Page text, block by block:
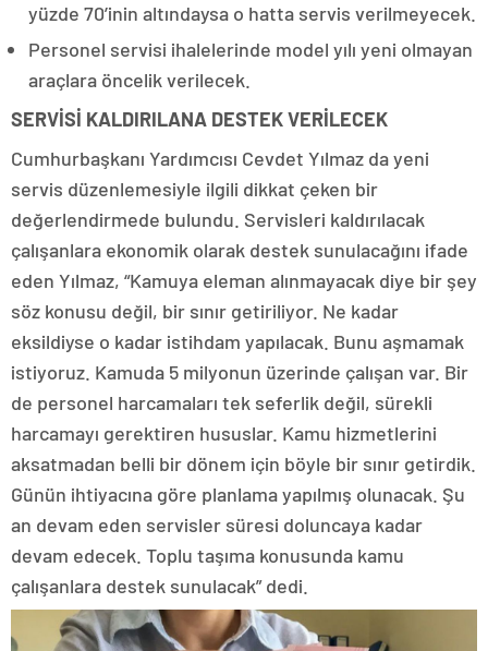
yüzde 70’inin altındaysa o hatta servis verilmeyecek.
Personel servisi ihalelerinde model yılı yeni olmayan
araçlara öncelik verilecek.
SERVİSİ KALDIRILANA DESTEK VERİLECEK
Cumhurbaşkanı Yardımcısı Cevdet Yılmaz da yeni
servis düzenlemesiyle ilgili dikkat çeken bir
değerlendirmede bulundu. Servisleri kaldırılacak
çalışanlara ekonomik olarak destek sunulacağını ifade
eden Yılmaz, “Kamuya eleman alınmayacak diye bir şey
söz konusu değil, bir sınır getiriliyor. Ne kadar
eksildiyse o kadar istihdam yapılacak. Bunu aşmamak
istiyoruz. Kamuda 5 milyonun üzerinde çalışan var. Bir
de personel harcamaları tek seferlik değil, sürekli
harcamayı gerektiren hususlar. Kamu hizmetlerini
aksatmadan belli bir dönem için böyle bir sınır getirdik.
Günün ihtiyacına göre planlama yapılmış olunacak. Şu
an devam eden servisler süresi doluncaya kadar
devam edecek. Toplu taşıma konusunda kamu
çalışanlara destek sunulacak” dedi.